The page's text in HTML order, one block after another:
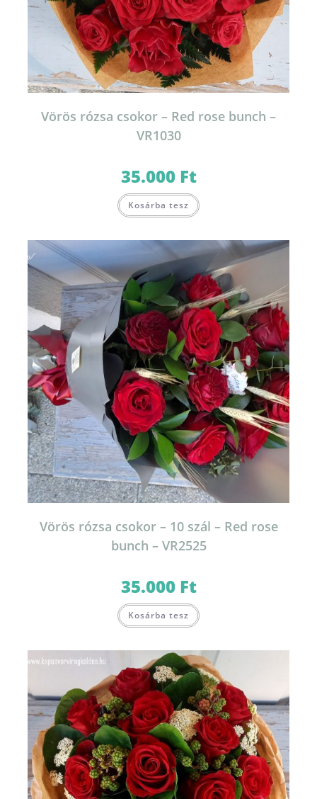
Vörös rózsa csokor – Red rose bunch –
VR1030
35.000 Ft
Kosárba tesz
Vörös rózsa csokor – 10 szál – Red rose
bunch – VR2525
35.000 Ft
Kosárba tesz